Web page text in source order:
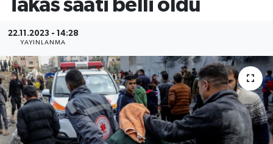
Takas saati belli oldu
22.11.2023 - 14:28
YAYINLANMA
Gündem
Kültür
Magazin
Tüm Manşetler
Son Dakika Haberleri
Haber Arşivi